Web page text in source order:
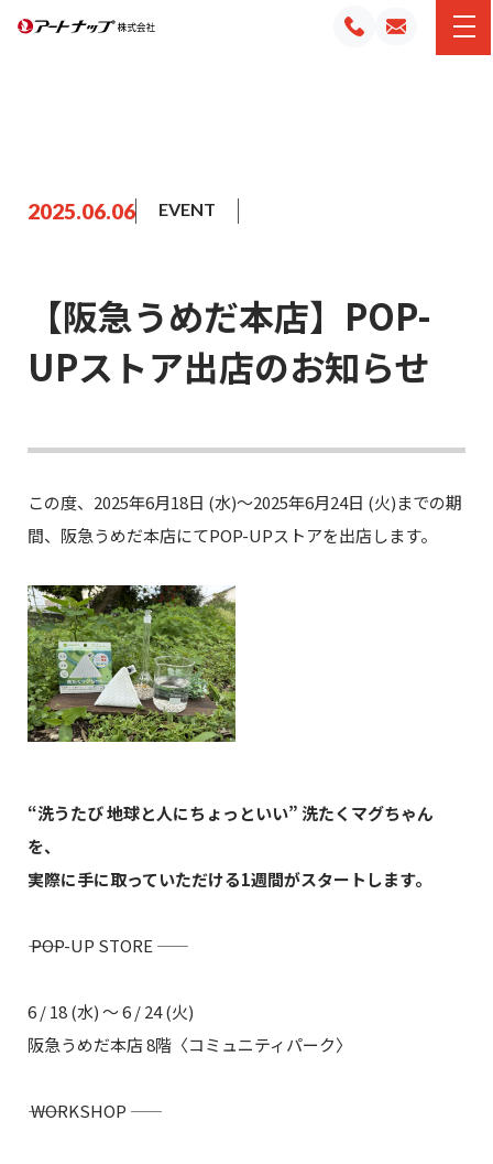
2025.06.06 EVENT
【阪急うめだ本店】POP-
UPストア出店のお知らせ
この度、2025年6月18日 (水)〜2025年6月24日 (火)までの期
間、阪急うめだ本店にてPOP-UPストアを出店します。
“洗うたび 地球と人にちょっといい” 洗たくマグちゃん
を、
実際に手に取っていただける1週間がスタートします。
―― POP-UP STORE ――
6 / 18 (水) 〜 6 / 24 (火)
阪急うめだ本店 8階〈コミュニティパーク〉
―― WORKSHOP ――